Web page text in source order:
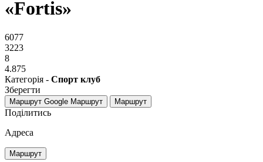
«Fortis»
6077
3223
8
4.875
Категорія - Спорт клуб
Зберегти
Маршрут Google Маршрут Маршрут
Поділитись
Адреса
Маршрут